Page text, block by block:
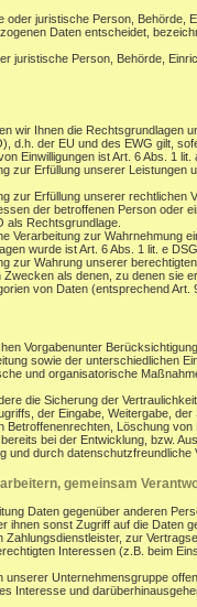
oder juristische Person,
Daten entscheidet,
juristische Person, Behörde,
wir Ihnen die
d.h. der EU und des EWG gilt,
Einwilligungen ist Art. 6 Abs. 1
zur Erfüllung unserer
zur Erfüllung unserer rechtlichen
der betroffenen Person oder
als Rechtsgrundlage.
Verarbeitung zur Wahrnehmung
wurde ist Art. 6 Abs. 1 lit. e
zur Wahrung unserer
als denen, zu denen sie
von Daten (entsprechend
Vorgabenunter
sowie der unterschiedlichen
und organisatorische
die Sicherung der
der Eingabe, Weitergabe,
Betroffenenrechten, Löschung
bei der Entwicklung, bzw.
und durch datenschutzfreundliche
gemeinsam
Daten gegenüber anderen
ihnen sonst Zugriff auf die Daten
zur
Interessen (z.B. beim
unserer Unternehmensgruppe
Interesse und